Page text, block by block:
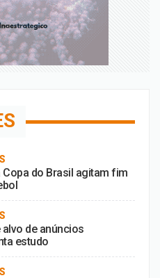
Copa do Brasil agitam fim
de anúncios
estudo